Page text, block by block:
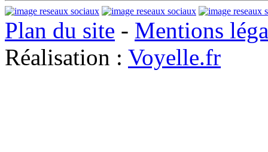
Plan du site - Mentions
Réalisation : Voyelle.fr